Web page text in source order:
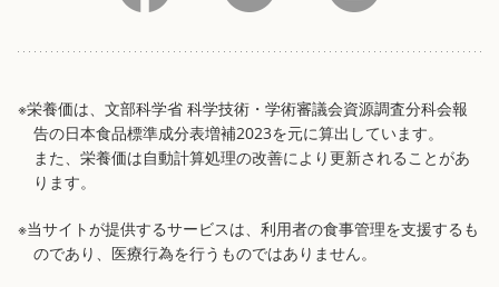
※栄養価は、文部科学省 科学技術・学術審議会資源調査分科会報
告の日本食品標準成分表増補2023を元に算出しています。
また、栄養価は自動計算処理の改善により更新されることがあ
ります。
※当サイトが提供するサービスは、利用者の食事管理を支援するも
のであり、医療行為を行うものではありません。